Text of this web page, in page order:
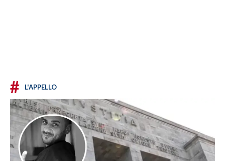
# L'APPELLO